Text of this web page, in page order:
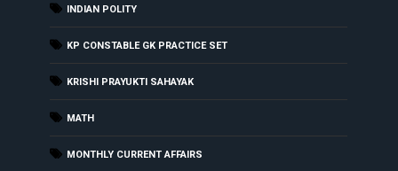
INDIAN POLITY
KP CONSTABLE GK PRACTICE SET
KRISHI PRAYUKTI SAHAYAK
MATH
MONTHLY CURRENT AFFAIRS